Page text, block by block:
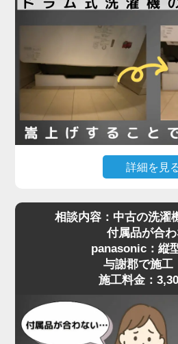
栓金具）が本体と干渉してし
念されたとのことでした。
現地確認のうえ、干渉の原因
ることを特定。そこで、出幅
栓」に交換することで、洗濯
ペースを確保しました。その
入・設置し、給水・排水ホー
で丁寧に対応。施工料金は
いが難しい場所でもしっかり
洗濯機取り付けは「置くだけ
多く、ちょっとした配管や水
ことがあります。設置でお困
者へご相談ください。プロの
ご提案いたします。
詳細を見
圧洗浄に対応するには、洗濯
けない」と管理会社から案内
機が重すぎて持ち上げられな
与謝郡でご依頼いただいたK
設置されていたのは、
機。一般的な縦型と比べて本
相談内容：中古の洗濯
付属品が合
panasonic：縦
与謝郡で施
施工料金：